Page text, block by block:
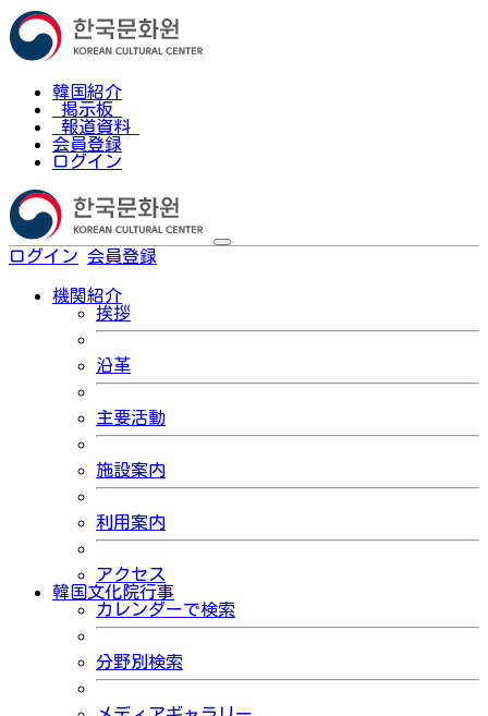
韓国紹介
掲示板
報道資料
会員登録
ログイン
ログイン 会員登録
機関紹介
挨拶
沿革
主要活動
施設案内
利用案内
アクセス
韓国文化院行事
カレンダーで検索
分野別検索